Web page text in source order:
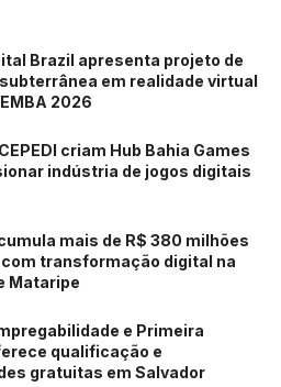
Brazil apresenta projeto de
em realidade virtual
2026
criam Hub Bahia Games
indústria de jogos digitais
mais de R$ 380 milhões
transformação digital na
Mataripe
e Primeira
qualificação e
gratuitas em Salvador